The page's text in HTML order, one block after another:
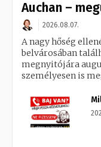
Auchan –
2026.08.07.
A nagy hőség
belvárosában
megnyitójára
személyesen is